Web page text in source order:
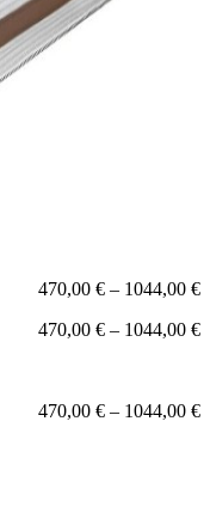
470,00 € – 1044,00 €
470,00 € – 1044,00 €
470,00 € – 1044,00 €